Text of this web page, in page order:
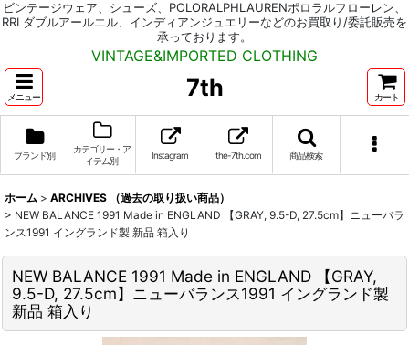
ビンテージウェア、シューズ、POLORALPHLAURENポロラルフローレン、
RRLダブルアールエル、インディアンジュエリーなどのお買取り/委託販売を
承っております。
VINTAGE&IMPORTED CLOTHING
メニュー 7th カート
ブランド別
カテゴリー・ア
イテム別
Instagram the-7th.com 商品検索
ホーム > ARCHIVES （過去の取り扱い商品）
> NEW BALANCE 1991 Made in ENGLAND 【GRAY, 9.5-D, 27.5cm】ニューバラ
ンス1991 イングランド製 新品 箱入り
NEW BALANCE 1991 Made in ENGLAND 【GRAY,
9.5-D, 27.5cm】ニューバランス1991 イングランド製
新品 箱入り